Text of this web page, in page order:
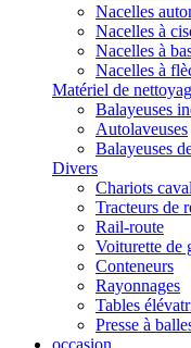
Nacelles
Nacelles à
Nacelles à
Nacelles à
Matériel de
Balayeuses
Autolaveuses
Balayeuses
Divers
Chariots
Tracteurs de
Rail-route
Voiturette de
Conteneurs
Rayonnages
Tables
Presse à
occasion